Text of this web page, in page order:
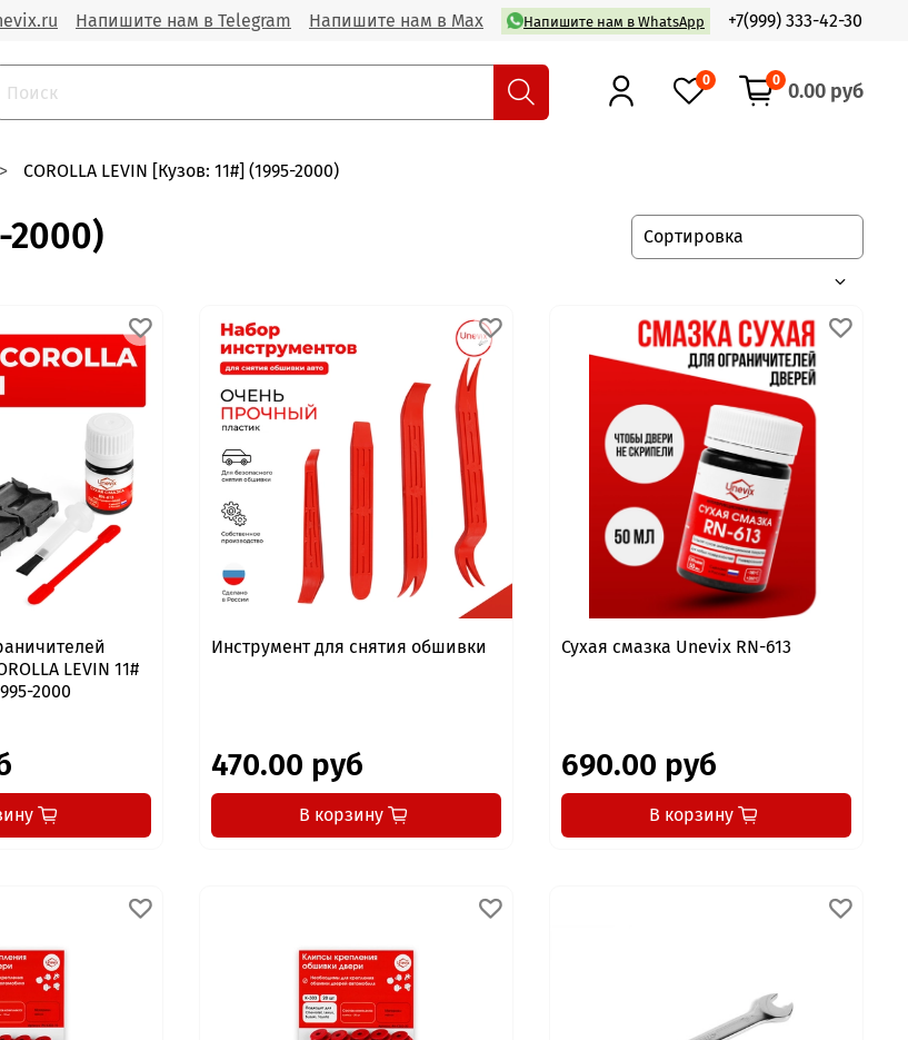
Напишите нам в Telegram Напишите нам в Max Напишите нам в WhatsApp +7(999) 333-42-30
0 0 0.00 руб
COROLLA LEVIN [Кузов: 11#] (1995-2000)
2000)
LEVIN 11#
2000
Инструмент для снятия обшивки
470.00 руб
В корзину
Сухая смазка Unevix RN-613
690.00 руб
В корзину